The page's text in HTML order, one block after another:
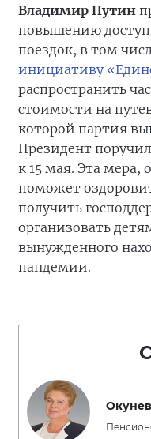
Владимир Путин
повышению
поездок, в том
инициативу
распространить
стоимости на
которой партия
Президент
к 15 мая. Эта мера,
поможет
получить
организовать
вынужденного
пандемии.